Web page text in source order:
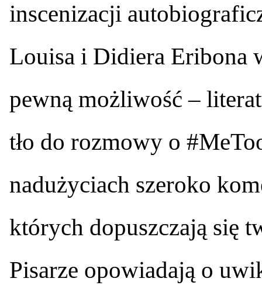
inscenizacji
Louisa i Didiera Eribona
pewną możliwość –
tło do rozmowy o
nadużyciach szeroko
których dopuszczają się
Pisarze opowiadają o